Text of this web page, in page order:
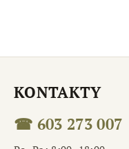
KONTAKTY
☎ 603 273 007